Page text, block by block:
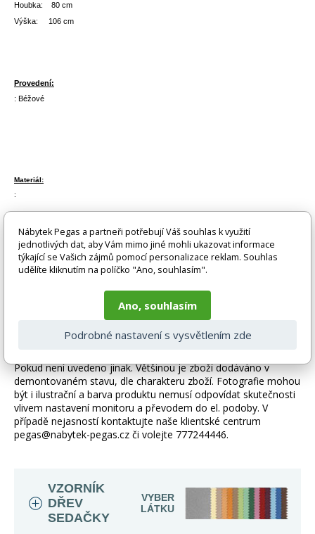
Houbka: 80 cm
Výška: 106 cm
Provedení:
: Béžové
Materiál:
:
: Nábytek je dodáván v demontu. Součástí nábytku je montážní plánek včetně všech
potřebných spojovacích materiálů. V případě potřeby, lze objednat montáž nábytku.
: Nábytek otírejte textilií navlhčenou šetrným čistícím prostředkem na nábytek.
Zboží je dodáváno bez doplňků a dekorací (např. textilních
Pokud není uvedeno jinak. Většinou je zboží dodáváno v
demontovaném stavu, dle charakteru zboží. Fotografie mohou
být i ilustrační a barva produktu nemusí odpovídat skutečnosti
vlivem nastavení monitoru a převodem do el. podoby. V
případě nejasností kontaktujte naše klientské centrum
pegas@nabytek-pegas.cz či volejte 777244446.
VZORNÍK
DŘEV
SEDAČKY
VYBER
LÁTKU
Nábytek Pegas a partneři potřebují Váš souhlas k využití
jednotlivých dat, aby Vám mimo jiné mohli ukazovat informace
týkající se Vašich zájmů pomocí personalizace reklam. Souhlas
udělíte kliknutím na políčko "Ano, souhlasím".
Ano, souhlasím
Podrobné nastavení s vysvětlením zde